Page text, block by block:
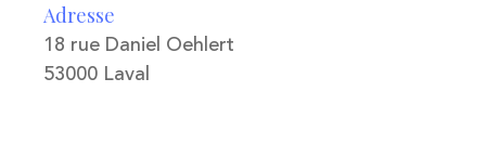
Adresse
18 rue Daniel Oehlert
53000 Laval